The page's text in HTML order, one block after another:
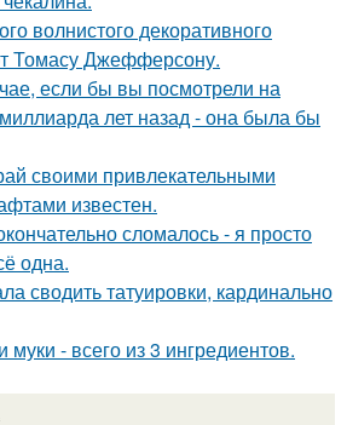
волнистого декоративного
Томасу Джефферсону.
если бы вы посмотрели на
лет назад - она была бы
своими привлекательными
известен.
сломалось - я просто
одна.
сводить татуировки, кардинально
муки - всего из 3 ингредиентов.